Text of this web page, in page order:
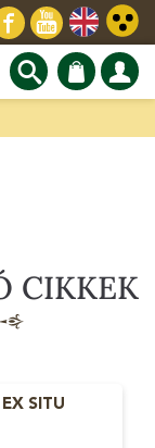
CIKKEK
SITU